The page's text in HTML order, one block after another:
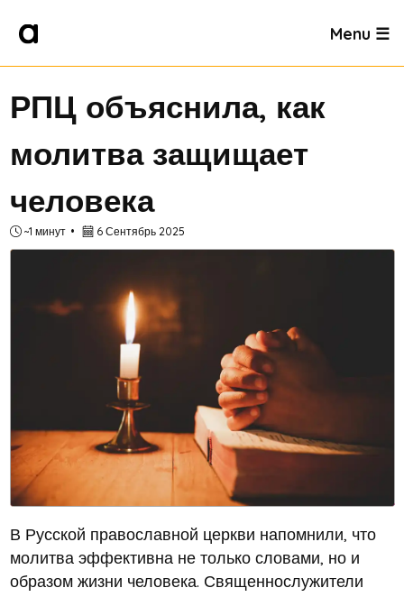
Menu ☰
РПЦ объяснила, как
молитва защищает
человека
~1 минут 6 Сентябрь 2025
В Русской православной церкви напомнили, что
молитва эффективна не только словами, но и
образом жизни человека. Священнослужители